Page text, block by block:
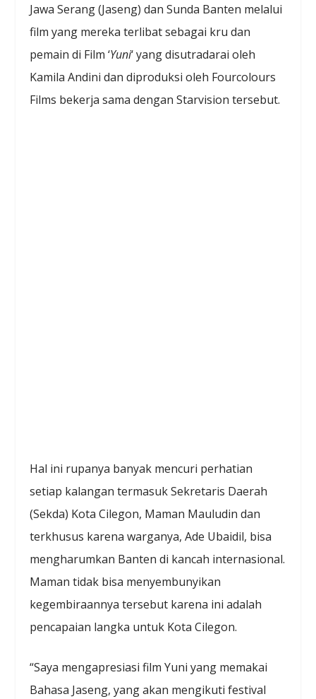
Jawa Serang (Jaseng) dan Sunda Banten melalui
film yang mereka terlibat sebagai kru dan
pemain di Film ‘Yuni‘ yang disutradarai oleh
Kamila Andini dan diproduksi oleh Fourcolours
Films bekerja sama dengan Starvision tersebut.
Hal ini rupanya banyak mencuri perhatian
setiap kalangan termasuk Sekretaris Daerah
(Sekda) Kota Cilegon, Maman Mauludin dan
terkhusus karena warganya, Ade Ubaidil, bisa
mengharumkan Banten di kancah internasional.
Maman tidak bisa menyembunyikan
kegembiraannya tersebut karena ini adalah
pencapaian langka untuk Kota Cilegon.
“Saya mengapresiasi film Yuni yang memakai
Bahasa Jaseng, yang akan mengikuti festival